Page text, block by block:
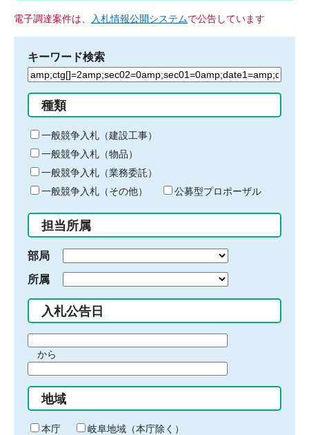
電子調達案件は、 入札情報公開システムで公告しています
キーワード検索
検
る
キ
ー
ワ
ー
ド
入
力
種類
一般競争入札（建設工事）
一般競争入札（物品）
一般競争入札（業務委託）
一般競争入札（その他）
公募型プロポーザル
担当所属
部局
所属
入札公告日
間
始
り
から
間
終
わ
地域
本庁
岐阜地域（本庁除く）